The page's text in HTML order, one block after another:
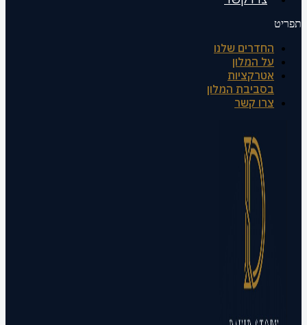
תפריט
החדרים שלנו
על המלון
אטרקציות
בסביבת המלון
צרו קשר